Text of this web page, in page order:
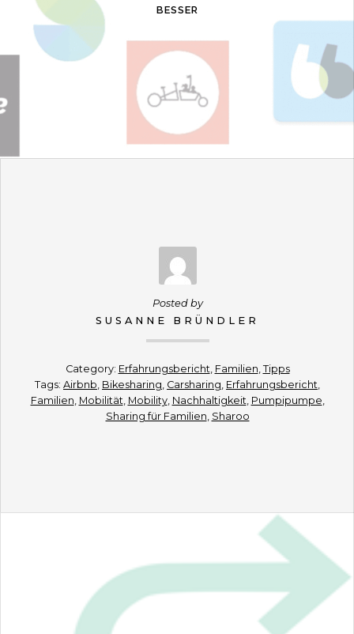
BESSER
Posted by
SUSANNE BRÜNDLER
Category: Erfahrungsbericht Familien Tipps
Tags: Airbnb Bikesharing Carsharing Erfahrungsbericht
Familien Mobilität Mobility, Nachhaltigkeit Pumpipumpe
Sharing für Familien Sharoo